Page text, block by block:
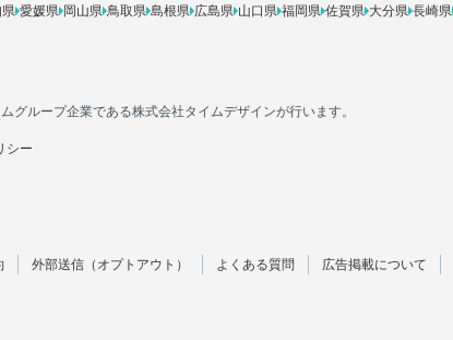
愛媛県 岡山県 鳥取県 島根県 広島県 山口県 福岡県 佐賀県 大分県 長崎県
ループ企業である株式会社タイムデザインが行います。
シー
外部送信（オプトアウト） よくある質問 広告掲載について